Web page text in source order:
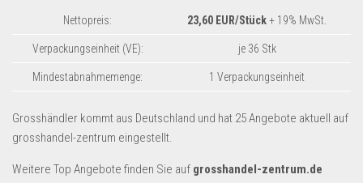
NewsletterNettopreis: 23,60 EUR/Stück+ 19% MwSt.
Verpackungseinheit (VE): je 36 Stk
Mindestabnahmemenge: 1 Verpackungseinheit
Grosshändler kommt aus Deutschland und hat 25 Angebote aktuell auf
grosshandel-zentrum eingestellt.
Weitere Top Angebote finden Sie auf grosshandel-zentrum.de